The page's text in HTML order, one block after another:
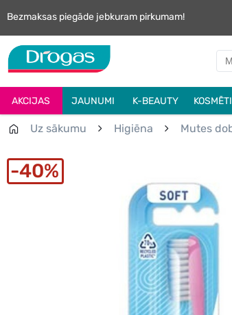
Bezmaksas piegāde jebkuram pirkumam!
AKCIJAS JAUNUMI K-BEAUTY
Uz sākumu Higiēna Mutes
40%